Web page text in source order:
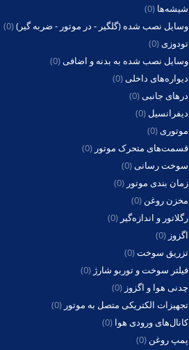
شیشه‌ها (0)
وسایل نصب شده (گلگیر - در موتور - ضربه گیر)(0)
تودوزی(0)
وسایل نصب شده به بدنه و اضافی(0)
دیواره‌های داخلی(0)
درهای جانبی(0)
دیفرانسیل (0)
موتوری(0)
قسمت‌های متحرک موتور (0)
سوخت رسانی(0)
زمان بندی موتور (0)
مخزن روغن (0)
رگلاتور و اندازه‌گیر (0)
اگزوز (0)
تزریق سوخت(0)
فیلتر سوخت و توربو شارژ (0)
چدنی هوا و اگزوز (0)
تجهیزات الکتریکی متصل به موتور (0)
کانال‌های ورودی هوا (0)
پمپ روغن (0)